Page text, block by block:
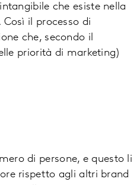
che esiste nella
il processo di
che, secondo il
priorità di marketing)
di persone, e questo li
rispetto agli altri brand